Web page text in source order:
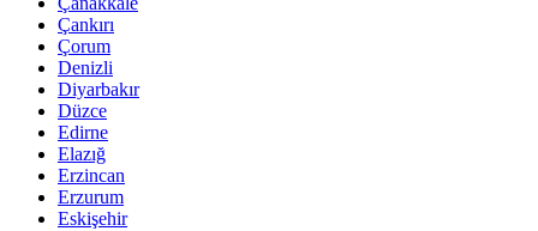
Çankırı
Çorum
Denizli
Diyarbakır
Düzce
Edirne
Elazığ
Erzincan
Erzurum
Eskişehir